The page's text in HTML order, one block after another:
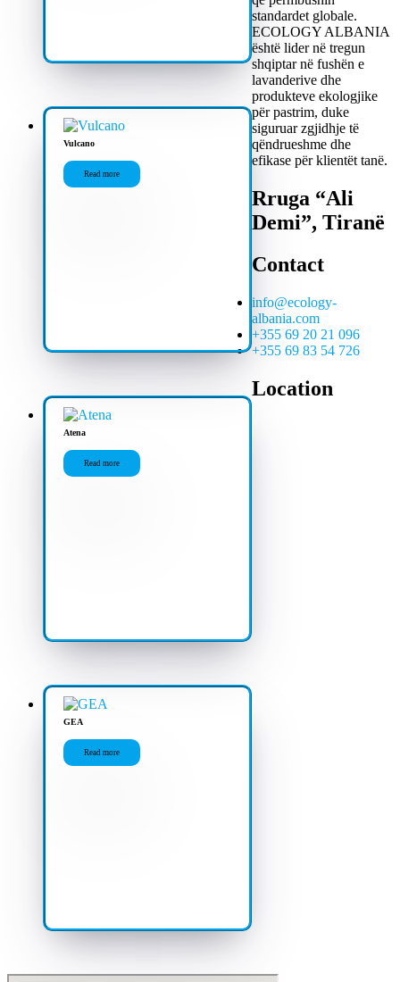
Vulcano
Read more
Atena
Read more
GEA
Read more
standardet globale.
ECOLOGY ALBANIA
është lider në tregun
shqiptar në fushën e
lavanderive dhe
produkteve ekologjike
për pastrim, duke
siguruar zgjidhje të
qëndrueshme dhe
efikase për klientët tanë.
Rruga “Ali
Demi”, Tiranë
Contact
info@ecology-
albania.com
+355 69 20 21 096
+355 69 83 54 726
Location